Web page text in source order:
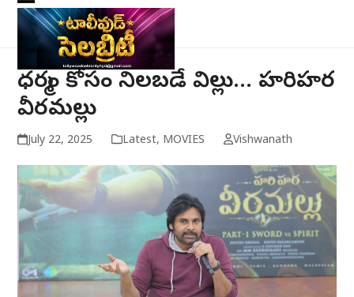
Skip
content
Open
mobile
menu
Close
mobile
menu
ధర్మం కోసం నిలబడే విల్లు… హరిహర
వీరమల్లు
July 22, 2025 Latest, MOVIES Vishwanath